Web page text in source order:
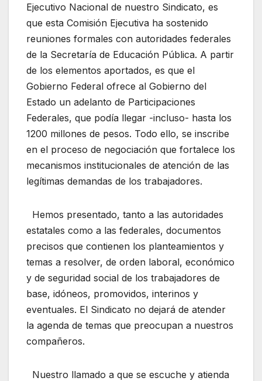
Ejecutivo Nacional de nuestro Sindicato, es
que esta Comisión Ejecutiva ha sostenido
reuniones formales con autoridades federales
de la Secretaría de Educación Pública. A partir
de los elementos aportados, es que el
Gobierno Federal ofrece al Gobierno del
Estado un adelanto de Participaciones
Federales, que podía llegar -incluso- hasta los
1200 millones de pesos. Todo ello, se inscribe
en el proceso de negociación que fortalece los
mecanismos institucionales de atención de las
legítimas demandas de los trabajadores.
Hemos presentado, tanto a las autoridades
estatales como a las federales, documentos
precisos que contienen los planteamientos y
temas a resolver, de orden laboral, económico
y de seguridad social de los trabajadores de
base, idóneos, promovidos, interinos y
eventuales. El Sindicato no dejará de atender
la agenda de temas que preocupan a nuestros
compañeros.
Nuestro llamado a que se escuche y atienda